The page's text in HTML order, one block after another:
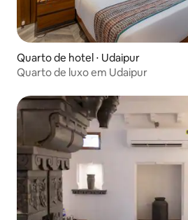
Quarto de hotel ⋅ Udaipur
Quarto de luxo em Udaipur